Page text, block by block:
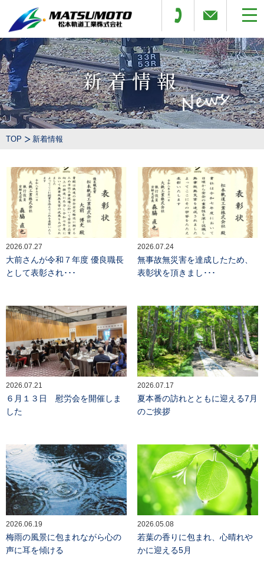
新着情報
TOP 新着情報
2026.07.27
大前さんが令和７年度 優良職長
として表彰され･･･
2026.07.24
無事故無災害を達成したため、
表彰状を頂きまし･･･
2026.07.21
６月１３日 慰労会を開催しま
した
2026.07.17
夏本番の訪れとともに迎える7月
のご挨拶
2026.06.19
梅雨の風景に包まれながら心の
声に耳を傾ける
2026.05.08
若葉の香りに包まれ、心晴れや
かに迎える5月